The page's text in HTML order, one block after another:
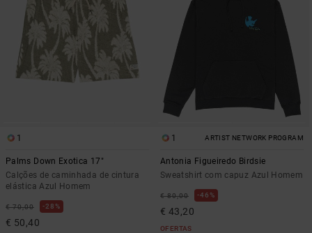
1
Palms Down Exotica 17"
Calções de caminhada de cintura
elástica Azul Homem
€ 70,00 28%
€ 50,40
1 ARTIST NETWORK PROGRAM
Antonia Figueiredo Birdsie
Sweatshirt com capuz Azul Homem
€ 80,00 46%
€ 43,20
OFERTAS